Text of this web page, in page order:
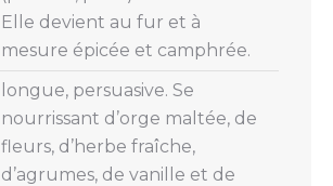
Elle devient au fur et à
mesure épicée et camphrée.
longue, persuasive. Se
nourrissant d’orge maltée, de
fleurs, d’herbe fraîche,
d’agrumes, de vanille et de